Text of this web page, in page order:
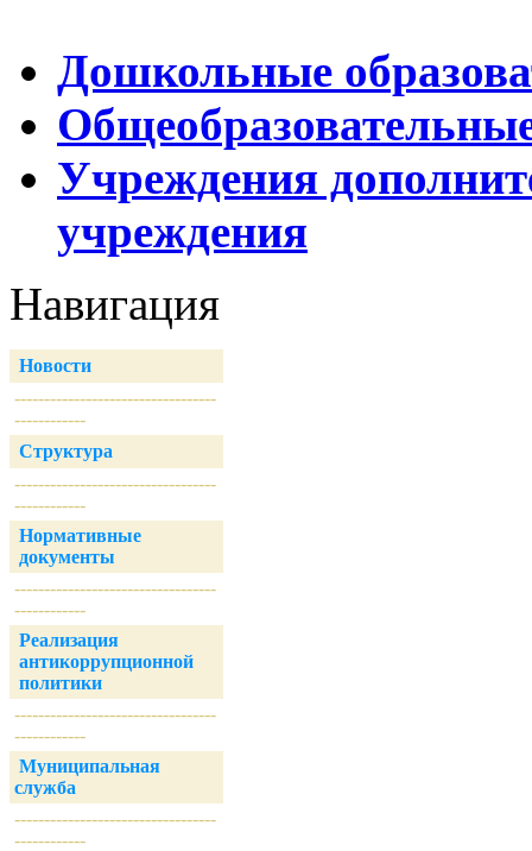
Дошкольные
Учреждения
учреждения
Навигация
Новости
----------------------------------
------------
Структура
----------------------------------
------------
Нормативные
документы
----------------------------------
------------
Реализация
антикоррупционной
политики
----------------------------------
------------
Муниципальная
служба
----------------------------------
------------